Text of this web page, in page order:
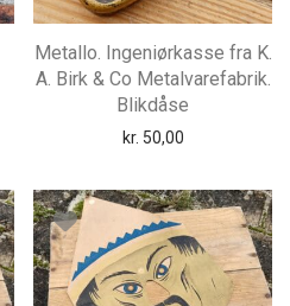
Metallo. Ingeniørkasse fra K.
A. Birk & Co Metalvarefabrik.
Blikdåse
kr. 50,00